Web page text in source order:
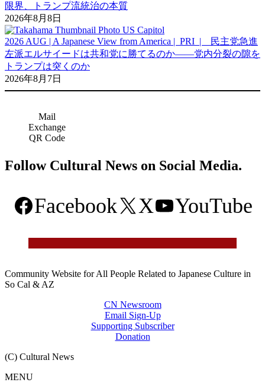
限界、トランプ流統治の本質
2026年8月8日
2026 AUG | A Japanese View from America | PRI | 民主党急進
左派エルサイードは共和党に勝てるのか――党内分裂の隙を
トランプは突くのか
2026年8月7日
Mail
Exchange
QR Code
Follow Cultural News on Social Media.
Facebook X YouTube
Community Website for All People Related to Japanese Culture in
So Cal & AZ
CN Newsroom
Email Sign-Up
Supporting Subscriber
Donation
(C) Cultural News
MENU